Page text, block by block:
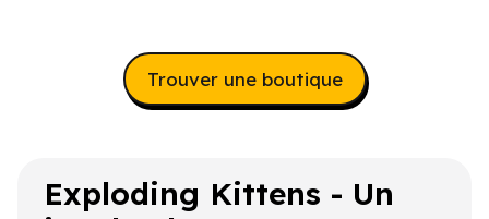
Trouver une boutique
Exploding Kittens - Un